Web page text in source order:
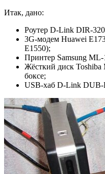
Итак, дано:
Роутер D-Link DIR-
3G-модем Huawei
E1550);
Принтер Samsung ML-
Жёсткий диск
боксе;
USB-хаб D-Link DUB-